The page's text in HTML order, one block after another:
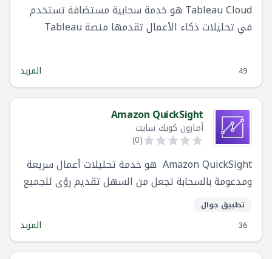
Tableau Cloud هو خدمة سحابية مستضافة تستخدم
في تحليلات ذكاء الأعمال تقدمها منصة Tableau
49 المزيد
Amazon QuickSight
أمازون كويك سايت
(
0
)
Amazon QuickSight هو خدمة تحليلات أعمال سريعة
ومدعومة بالسحابة تجعل من السهل تقديم رؤى للجميع
في مؤسستك
تطبيق جوال
36
المزيد